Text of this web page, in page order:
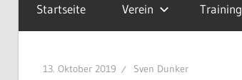
Startseite Verein Training
13. Oktober 2019 Sven Dunker